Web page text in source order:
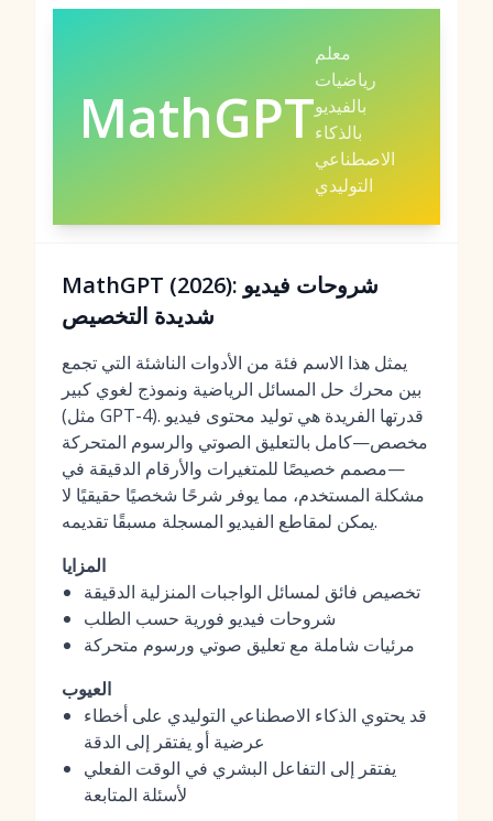
MathGPT
معلم
رياضيات
بالفيديو
بالذكاء
الاصطناعي
التوليدي
MathGPT (2026): شروحات فيديو
شديدة التخصيص
يمثل هذا الاسم فئة من الأدوات الناشئة التي تجمع
بين محرك حل المسائل الرياضية ونموذج لغوي كبير
(مثل GPT-4). قدرتها الفريدة هي توليد محتوى فيديو
مخصص—كامل بالتعليق الصوتي والرسوم المتحركة
—مصمم خصيصًا للمتغيرات والأرقام الدقيقة في
مشكلة المستخدم، مما يوفر شرحًا شخصيًا حقيقيًا لا
يمكن لمقاطع الفيديو المسجلة مسبقًا تقديمه.
المزايا
تخصيص فائق لمسائل الواجبات المنزلية الدقيقة
شروحات فيديو فورية حسب الطلب
مرئيات شاملة مع تعليق صوتي ورسوم متحركة
العيوب
قد يحتوي الذكاء الاصطناعي التوليدي على أخطاء
عرضية أو يفتقر إلى الدقة
يفتقر إلى التفاعل البشري في الوقت الفعلي
لأسئلة المتابعة